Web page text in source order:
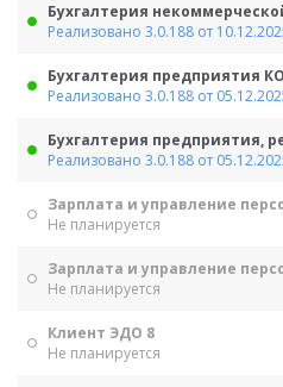
Бухгалтерия
Реализовано 3.0.188 от
Бухгалтерия предприятия
Реализовано 3.0.188 от
Бухгалтерия предприятия,
Реализовано 3.0.188 от
Зарплата и управление
Не планируется
Зарплата и управление
Не планируется
Клиент ЭДО 8
Не планируется